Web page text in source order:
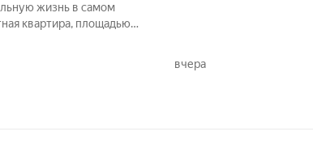
жизнь в самом
квартира, площадью
для
вчера